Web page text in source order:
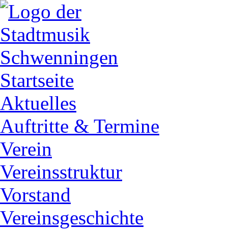
Startseite
Aktuelles
Auftritte & Termine
Verein
Vereinsstruktur
Vorstand
Vereinsgeschichte